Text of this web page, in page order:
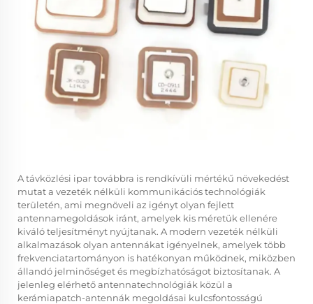
A távközlési ipar továbbra is rendkívüli mértékű növekedést
mutat a vezeték nélküli kommunikációs technológiák
területén, ami megnöveli az igényt olyan fejlett
antennamegoldások iránt, amelyek kis méretük ellenére
kiváló teljesítményt nyújtanak. A modern vezeték nélküli
alkalmazások olyan antennákat igényelnek, amelyek több
frekvenciatartományon is hatékonyan működnek, miközben
állandó jelminőséget és megbízhatóságot biztosítanak. A
jelenleg elérhető antennatechnológiák közül a
kerámiapatch-antennák megoldásai kulcsfontosságú